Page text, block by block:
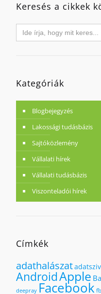
Keresés a cikkek
Search
for:
Kategóriák
Blogbejegyzés
Lakossági tudásbázis
Sajtóközlemény
Vállalati hírek
Vállalati tudásbázis
Viszonteladói hírek
Címkék
adathalászat
AndroidApple
deepray Facebook